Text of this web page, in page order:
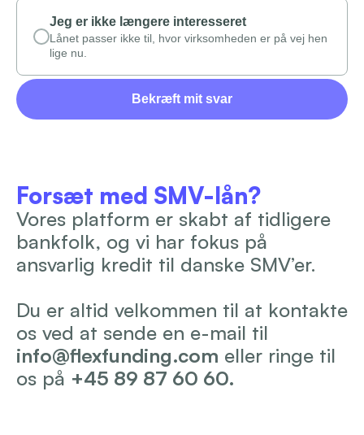
Jeg er ikke længere interesseret
Lånet passer ikke til, hvor virksomheden er på vej hen
lige nu.
Bekræft mit svar
Forsæt med SMV-lån?
Vores platform er skabt af tidligere
bankfolk, og vi har fokus på
ansvarlig kredit til danske SMV’er.
Du er altid velkommen til at kontakte
info@flexfunding.com eller ringe til
os på +45 89 87 60 60.